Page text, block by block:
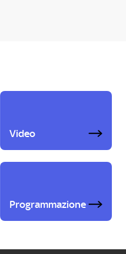
Video
Programmazione